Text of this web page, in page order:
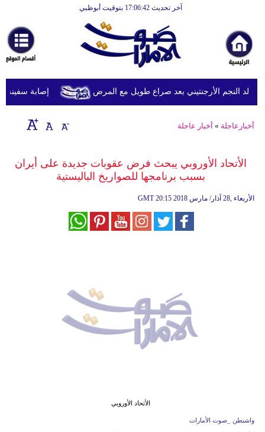
آخر تحديث 17:06:42 بتوقيت أبوظبي
أخبارعاجلة
رياضة
ثقافة
إقتصاد
وموسيقى
إصابة سفينة النجم الأرجنتيني بعد صراع طويل مع المرض
أخبارعاجلة » أخبار عاجلة
الأتحاد الأوروبي يبحث فرض عقوبات جديدة على أيران
بسبب برنامجها للصواريخ الباليستية
GMT 20:15 2018 الأربعاء ,28 آذار/ مارس
الأتحاد الأوروبي
واشنطن _صوت الأمارات